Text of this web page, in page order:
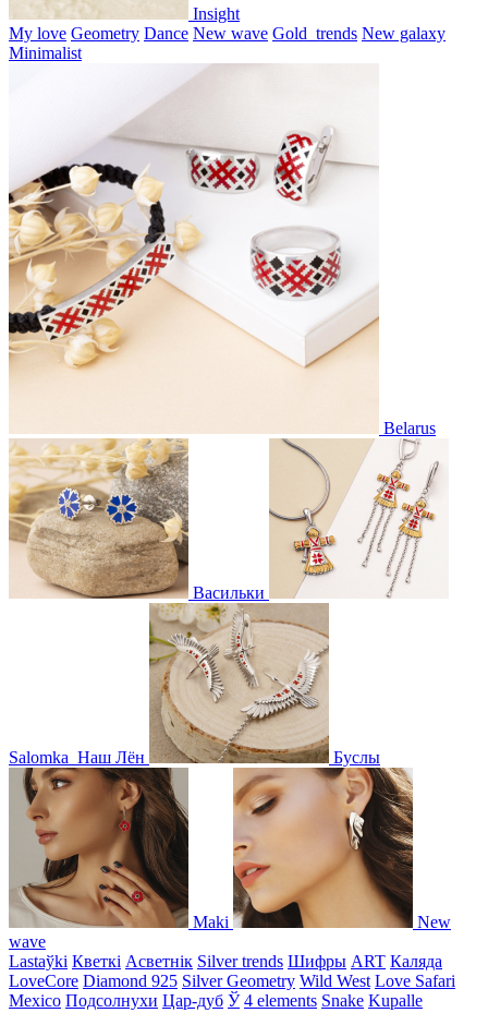
Insight
My love Geometry Dance New wave Gold_trends New galaxy
Minimalist
Belarus
Васильки
Salomka Наш Лён Буслы
Maki
New
wave
Lastaўki Кветкі Асветнiк Silver trends Шифры ART Каляда
LoveCore Diamond 925 Silver Geometry Wild West Love Safari
Mexico Подсолнухи Цар-дуб Ў 4 elements Snake Kupalle